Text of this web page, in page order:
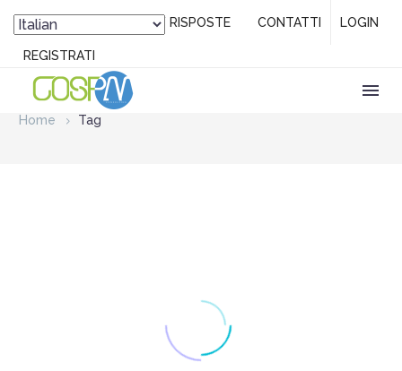
DOMANDE / RISPOSTE CONTATTI LOGIN
REGISTRATI
Home Tag